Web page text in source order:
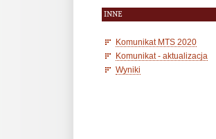
INNE
Komunikat MTS 2020
Komunikat - aktualizacja
Wyniki